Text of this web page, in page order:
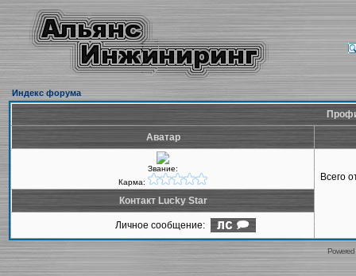
Индекс форума
Аватар
Звание:
Карма:
Всего
Контакт Lucky Star
Личное сообщение: